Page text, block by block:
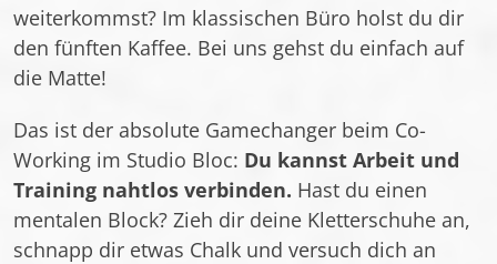
weiterkommst? Im klassischen Büro holst du dir
den fünften Kaffee. Bei uns gehst du einfach auf
die Matte!
Das ist der absolute Gamechanger beim Co-
Working im Studio Bloc: Du kannst Arbeit und
Training nahtlos verbinden. Hast du einen
mentalen Block? Zieh dir deine Kletterschuhe an,
schnapp dir etwas Chalk und versuch dich an